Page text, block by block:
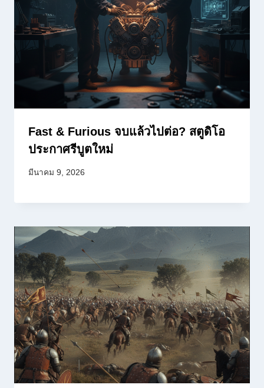
Fast & Furious จบแล้วไปต่อ? สตูดิโอ
ประกาศรีบูตใหม่
มีนาคม 9, 2026